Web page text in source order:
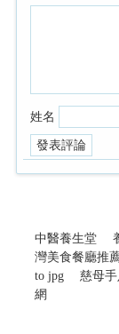
姓名
中醫養生堂
灣美食餐廳推
to jpg
慈母
網